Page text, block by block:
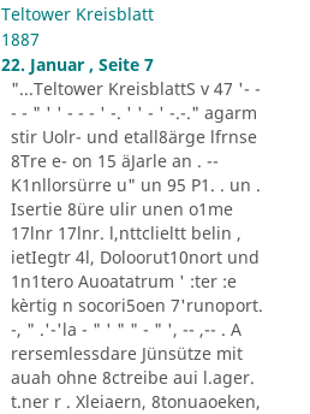
Teltower Kreisblatt
1887
22. Januar , Seite 7
"...Teltower KreisblattS v 47 '- -
- - " ' ' - - - ' -. ' ' - ' -.-." agarm
stir Uolr- und etall8ärge lfrnse
8Tre e- on 15 äJarle an . --
K1nllorsürre u" un 95 P1. . un .
Isertie 8üre ulir unen o1me
17lnr 17lnr. l,nttclieltt belin ,
ietIegtr 4l, Doloorut10nort und
1n1tero Auoatatrum ' :ter :e
kèrtig n socori5oen 7'runoport.
-, " .'-'la - " ' " " - " ', -- ,-- . A
rersemlessdare Jünsütze mit
auah ohne 8ctreibe aui l.ager.
t.ner r . Xleiaern, 8tonuaoeken,